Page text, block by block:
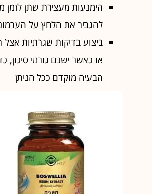
הימנעות מעצירת שתן לזמן
להגביר את הלחץ על
או כאשר ישנם גורמי סיכון,
הבעיה מוקדם ככל הניתן